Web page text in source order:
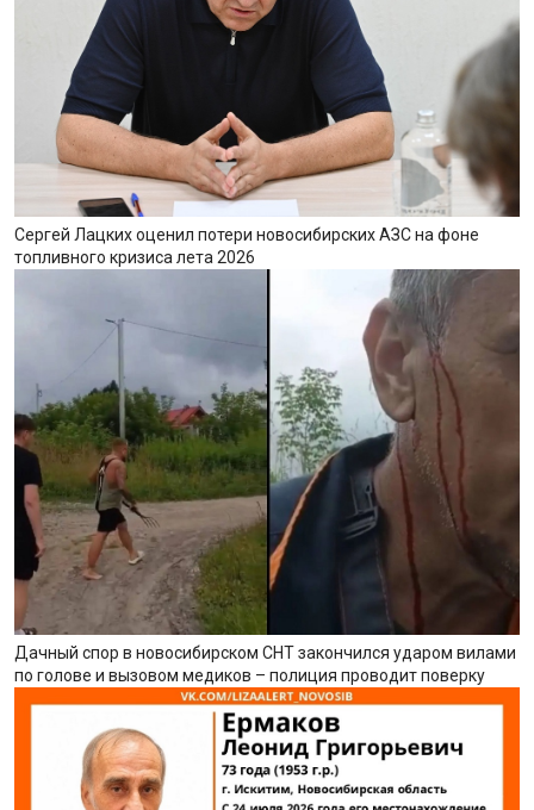
Сергей Лацких оценил потери новосибирских АЗС на фоне
топливного кризиса лета 2026
Дачный спор в новосибирском СНТ закончился ударом вилами
по голове и вызовом медиков – полиция проводит поверку